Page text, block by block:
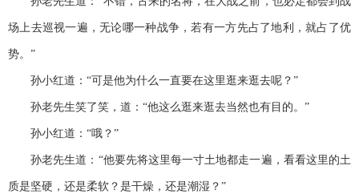
场上去巡视一遍，无论哪一种战争，若有一方先占了地利，就占了优
势。”
孙小红道：“可是他为什么一直要在这里逛来逛去呢？”
孙老先生笑了笑，道：“他这么逛来逛去当然也有目的。”
孙小红道：“哦？”
孙老先生道：“他要先将这里每一寸土地都走一遍，看看这里的土
质是坚硬，还是柔软？是干燥，还是潮湿？”